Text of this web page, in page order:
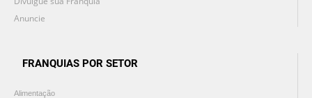
Anuncie
FRANQUIAS POR SETOR
Alimentação